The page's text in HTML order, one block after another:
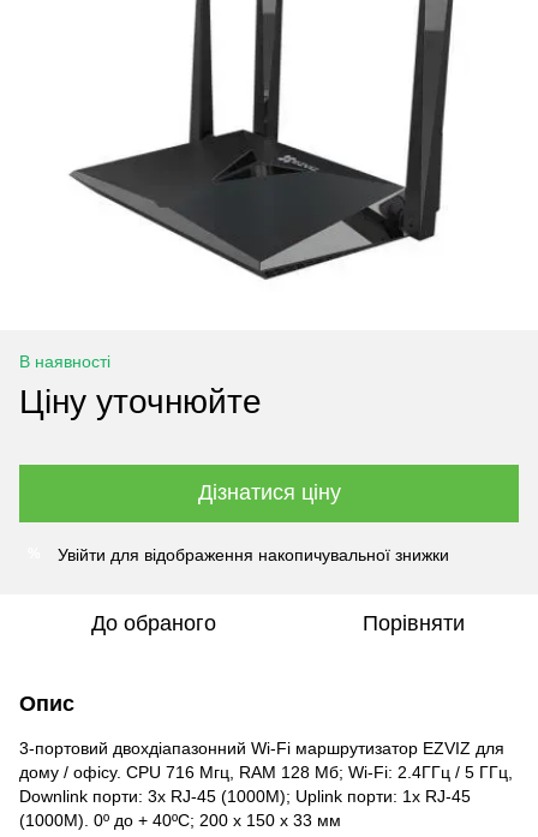
В наявності
Ціну уточнюйте
Дізнатися ціну
Увійти для відображення накопичувальної знижки
До обраного Порівняти
Опис
3-портовий двохдіапазонний Wi-Fi маршрутизатор EZVIZ для
дому / офісу. CPU 716 Мгц, RAM 128 Mб; Wi-Fi: 2.4ГГц / 5 ГГц,
Downlink порти: 3х RJ-45 (1000М); Uplink порти: 1х RJ-45
(1000М). 0º до + 40ºC; 200 х 150 х 33 мм